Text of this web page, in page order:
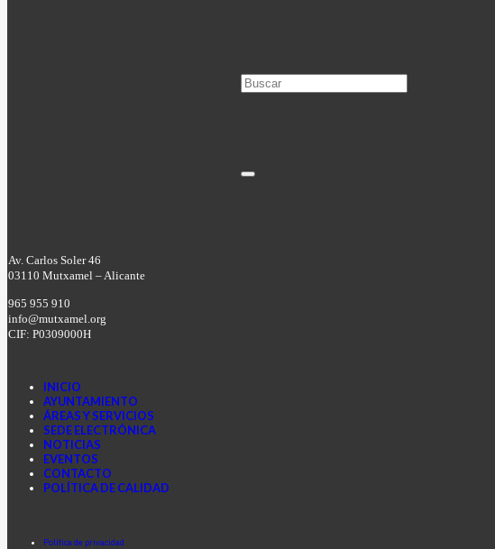
Av. Carlos Soler 46
03110 Mutxamel – Alicante
965 955 910
info@mutxamel.org
CIF: P0309000H
INICIO
AYUNTAMIENTO
ÁREAS Y SERVICIOS
SEDE ELECTRÓNICA
NOTICIAS
EVENTOS
CONTACTO
POLÍTICA DE CALIDAD
Política de privacidad